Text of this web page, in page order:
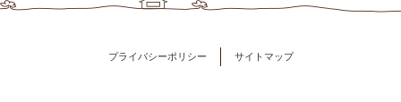
プライバシーポリシー サイトマップ